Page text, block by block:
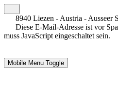
8940 Liezen - Austria - Ausseer
Diese E-Mail-Adresse ist vor
muss JavaScript eingeschaltet sein.
Mobile Menu Toggle